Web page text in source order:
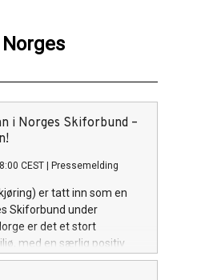
i Norges Skiforbund –
CEST Pressemelding
er tatt inn som en
Skiforbund under
er det et stort
med en særlig positiv
unge. Om fire år får